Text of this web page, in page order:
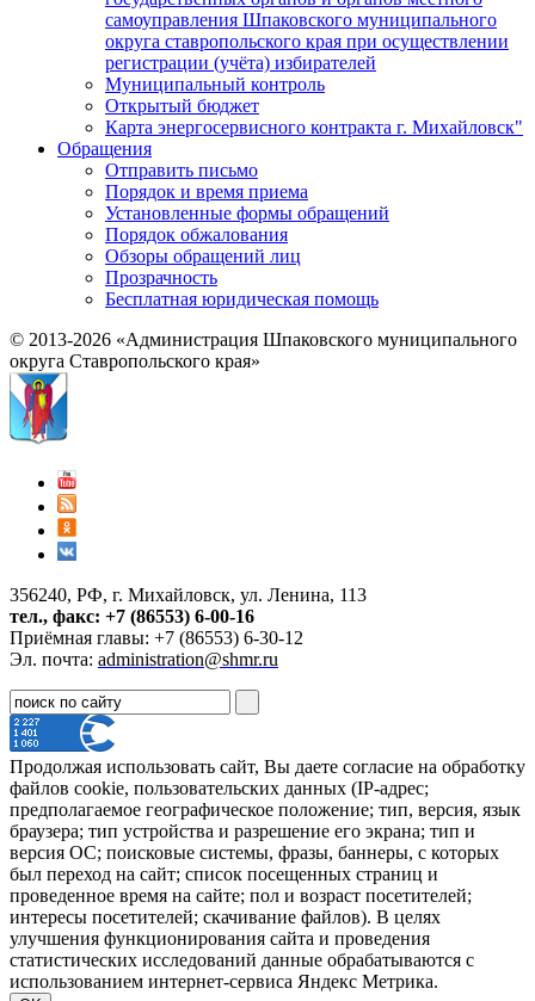
самоуправления Шпаковского муниципального
округа ставропольского края при осуществлении
регистрации (учёта) избирателей
Муниципальный контроль
Открытый бюджет
Карта энергосервисного контракта г. Михайловск"
Обращения
Отправить письмо
Порядок и время приема
Установленные формы обращений
Порядок обжалования
Обзоры обращений лиц
Прозрачность
Бесплатная юридическая помощь
© 2013-2026 «Администрация Шпаковского муниципального
округа Ставропольского края»
356240, РФ, г. Михайловск, ул. Ленина, 113
тел., факс: +7 (86553) 6-00-16
Приёмная главы: +7 (86553) 6-30-12
Эл. почта: administration@shmr.ru
Продолжая использовать сайт, Вы даете согласие на обработку
файлов cookie, пользовательских данных (IP-адрес;
предполагаемое географическое положение; тип, версия, язык
браузера; тип устройства и разрешение его экрана; тип и
версия ОС; поисковые системы, фразы, баннеры, с которых
был переход на сайт; список посещенных страниц и
проведенное время на сайте; пол и возраст посетителей;
интересы посетителей; скачивание файлов). В целях
улучшения функционирования сайта и проведения
статистических исследований данные обрабатываются с
использованием интернет-сервиса Яндекс Метрика.